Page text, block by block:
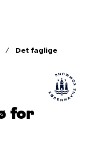
Det faglige
for